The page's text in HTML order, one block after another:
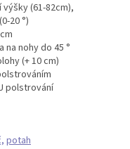
(61-82cm),
20 °)
nohy do 45 °
(+ 10 cm)
polstrování
potah